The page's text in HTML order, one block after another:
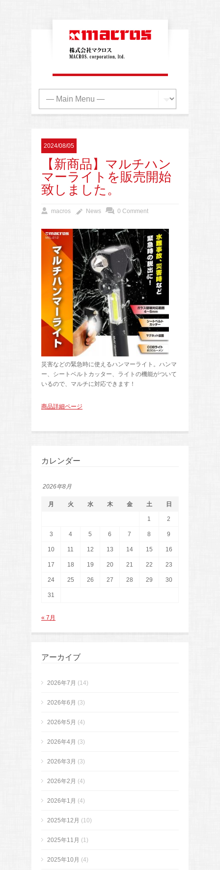
2024/08/05
【新商品】マルチハン
マーライトを販売開始
致しました。
macros News 0 Comment
災害などの緊急時に使えるハンマーライト。ハンマ
ー、シートベルトカッター、ライトの機能がついて
いるので、マルチに対応できます！
商品詳細ページ
カレンダー
2026年8月
月 火 水 木 金 土 日
1 2
3 4 5 6 7 8 9
10 11 12 13 14 15 16
17 18 19 20 21 22 23
24 25 26 27 28 29 30
31
« 7月
アーカイブ
2026年7月 (14)
2026年6月 (3)
2026年5月 (4)
2026年4月 (3)
2026年3月 (3)
2026年2月 (4)
2026年1月 (4)
2025年12月 (10)
2025年11月 (1)
2025年10月 (4)